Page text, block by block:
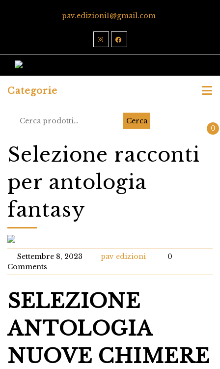
pav.edizioni1@gmail.com
Categorie
Cerca
0
Selezione racconti
per antologia
fantasy
Settembre 8, 2023 pav edizioni
0
Comments
SELEZIONE
ANTOLOGIA
NUOVE CHIMERE